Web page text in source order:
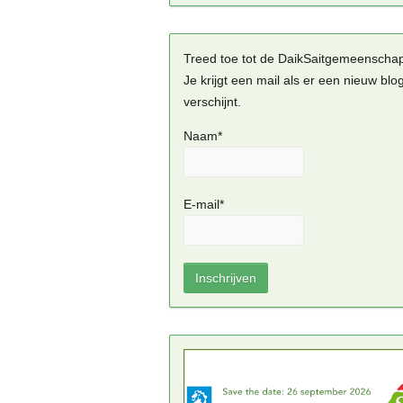
Treed toe tot de
Je krijgt een mail als er een nieuw
verschijnt.
Naam*
E-mail*